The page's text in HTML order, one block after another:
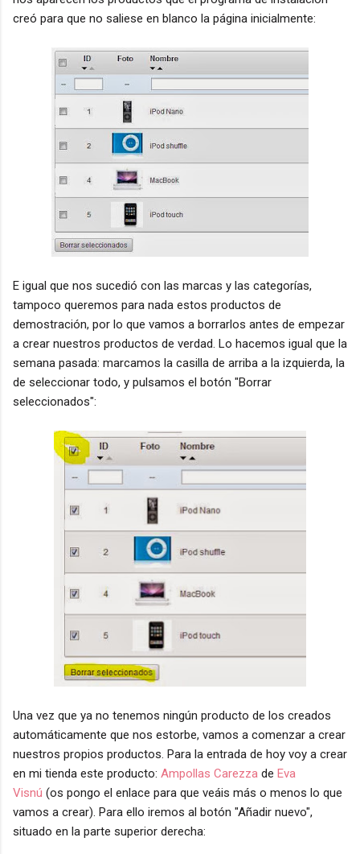
creó para que no saliese en blanco la página inicialmente:
E igual que nos sucedió con las marcas y las categorías,
tampoco queremos para nada estos productos de
demostración, por lo que vamos a borrarlos antes de empezar
a crear nuestros productos de verdad. Lo hacemos igual que la
semana pasada: marcamos la casilla de arriba a la izquierda, la
de seleccionar todo, y pulsamos el botón "Borrar
seleccionados":
Una vez que ya no tenemos ningún producto de los creados
automáticamente que nos estorbe, vamos a comenzar a crear
nuestros propios productos. Para la entrada de hoy voy a crear
en mi tienda este producto: Ampollas Carezza de Eva
Visnú (os pongo el enlace para que veáis más o menos lo que
vamos a crear). Para ello iremos al botón "Añadir nuevo",
situado en la parte superior derecha: